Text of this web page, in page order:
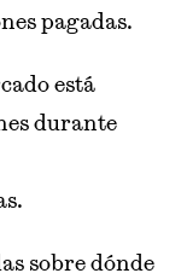
pagadas.
está
durante
sobre dónde